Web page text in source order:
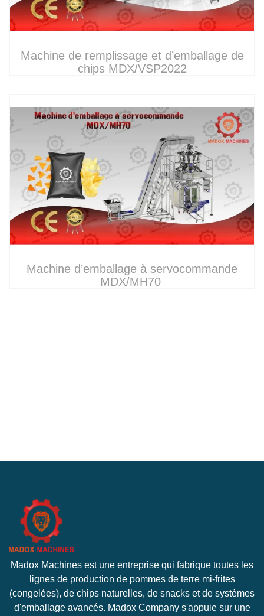
Machine de remplissage et d’emballage de
chips MDX/VSP2022
Machine d’emballage à servocommande
MDX/MH70
Madox Machines est une entreprise qui fabrique toutes les
lignes de production de pommes de terre mi-frites
(congelées), de chips naturelles, de snacks et de systèmes
d'emballage avancés. Madox Company s'appuie sur une